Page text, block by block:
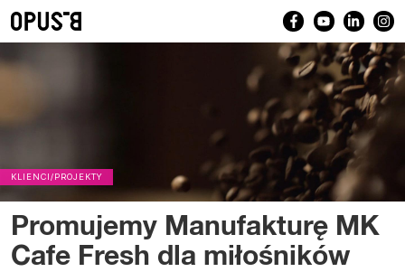
KLIENCI/PROJEKTY
Promujemy Manufakturę MK
Cafe Fresh dla miłośników